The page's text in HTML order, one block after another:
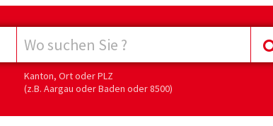
Kanton, Ort oder PLZ
(z.B. Aargau oder Baden oder 8500)